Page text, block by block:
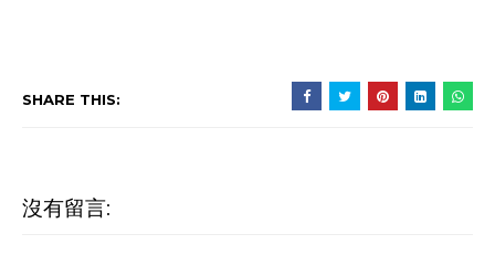
SHARE THIS:
沒有留言: